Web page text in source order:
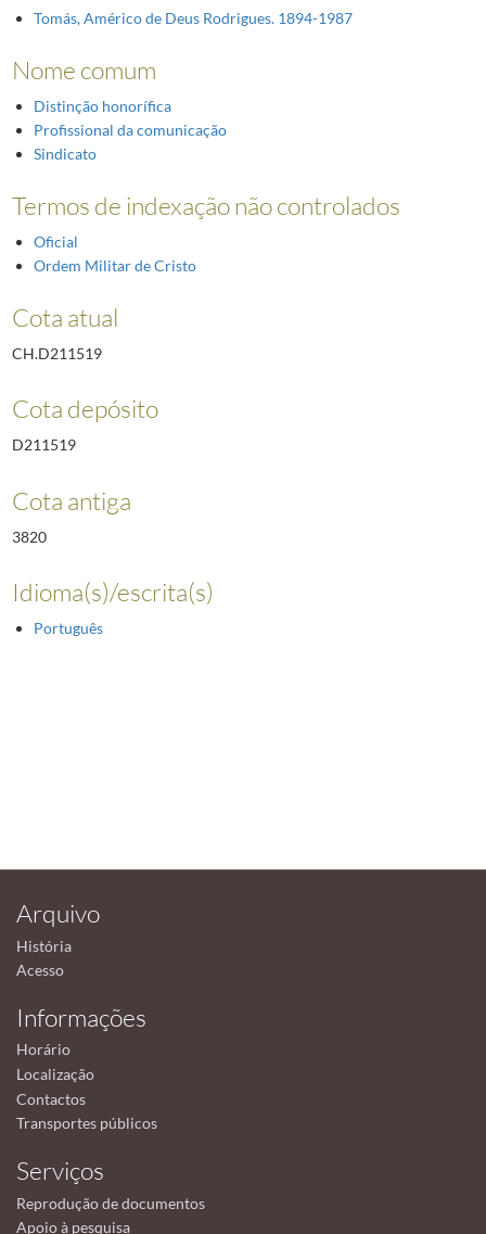
Tomás, Américo de Deus Rodrigues. 1894-1987
Nome comum
Distinção honorífica
Profissional da comunicação
Sindicato
Termos de indexação não controlados
Oficial
Ordem Militar de Cristo
Cota atual
CH.D211519
Cota depósito
D211519
Cota antiga
3820
Idioma(s)/escrita(s)
Português
Arquivo
História
Acesso
Informações
Horário
Localização
Contactos
Transportes públicos
Serviços
Reprodução de documentos
Apoio à pesquisa